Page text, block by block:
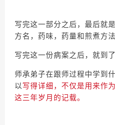
写完这一部分之后，最后就
方名，药味，药量和煎煮方法
写完这一份病案之后，就到
师承弟子在跟师过程中学到
以 写得详细，不仅是用来作
这三年岁月的记载。